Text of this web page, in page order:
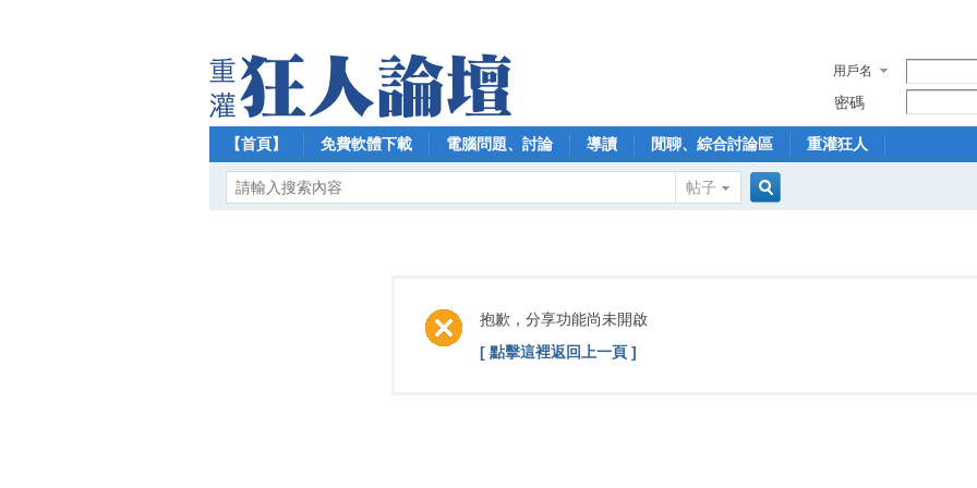
用戶名
密碼
【首頁】 免費軟體下載 電腦問題、討論 導讀 閒聊、綜合討論區 重灌狂人
帖子
抱歉，分享功能尚未開啟
[ 點擊這裡返回上一頁 ]